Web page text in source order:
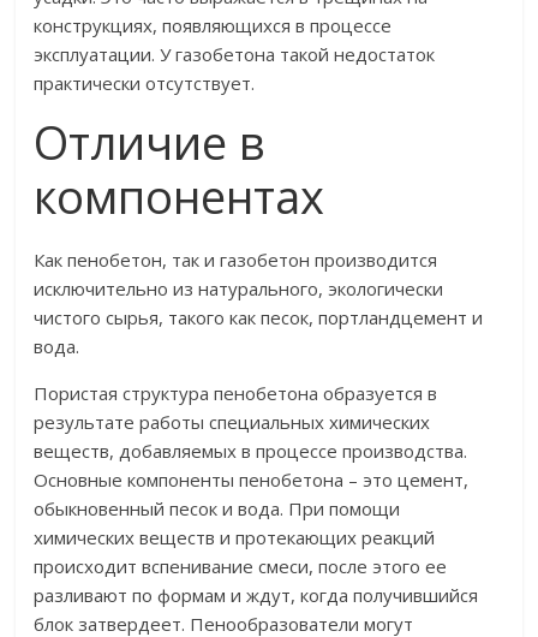
конструкциях, появляющихся в процессе
эксплуатации. У газобетона такой недостаток
практически отсутствует.
Отличие в
компонентах
Как пенобетон, так и газобетон производится
исключительно из натурального, экологически
чистого сырья, такого как песок, портландцемент и
вода.
Пористая структура пенобетона образуется в
результате работы специальных химических
веществ, добавляемых в процессе производства.
Основные компоненты пенобетона – это цемент,
обыкновенный песок и вода. При помощи
химических веществ и протекающих реакций
происходит вспенивание смеси, после этого ее
разливают по формам и ждут, когда получившийся
блок затвердеет. Пенообразователи могут